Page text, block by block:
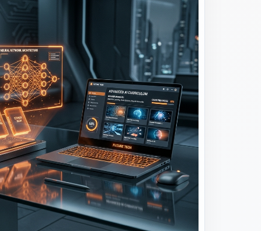
×
de 45 minutos.